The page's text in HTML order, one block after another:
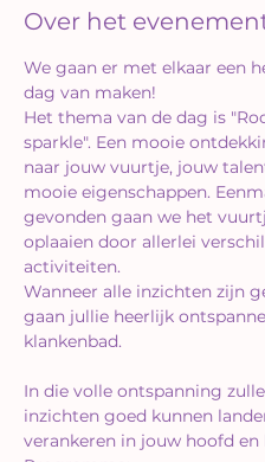
Over het
We gaan er met elkaar een
Het thema van de dag is
sparkle". Een mooie
naar jouw vuurtje, jouw
mooie eigenschappen.
gevonden gaan we het
oplaaien door allerlei
Wanneer alle inzichten zijn
gaan jullie heerlijk
In die volle ontspanning
inzichten goed kunnen